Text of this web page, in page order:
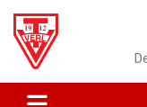
content